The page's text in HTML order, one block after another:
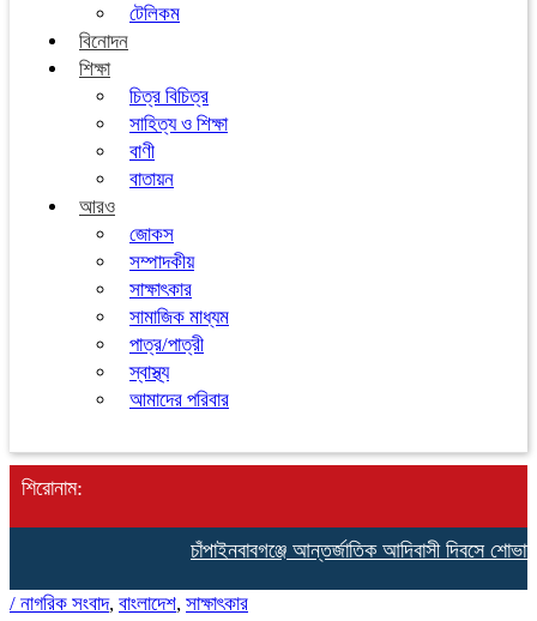
টেলিকম
বিনোদন
শিক্ষা
চিত্র বিচিত্র
সাহিত্য ও শিক্ষা
বাণী
বাতায়ন
আরও
জোকস
সম্পাদকীয়
সাক্ষাৎকার
সামাজিক মাধ্যম
পাত্র/পাত্রী
স্বাস্থ্য
আমাদের পরিবার
শিরোনাম:
চাঁপাইনবাবগঞ্জে আন্তর্জাতিক আদিবাসী দিবসে
/ নাগরিক সংবাদ, বাংলাদেশ, সাক্ষাৎকার